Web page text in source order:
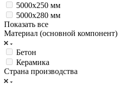
5000х250 мм
5000х280 мм
Показать все
Материал (основной компонент)
Бетон
Керамика
Страна производства